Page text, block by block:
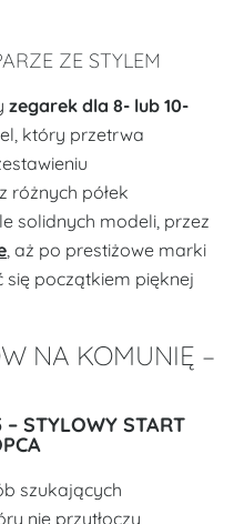
ZE STYLEM
zegarek dla 8- lub 10-
który przetrwa
różnych półek
solidnych modeli, przez
, aż po prestiżowe marki
początkiem pięknej
NA KOMUNIĘ –
STYLOWY START
szukających
nie przytłoczy